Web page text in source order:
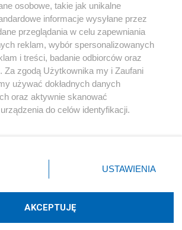
Instagram Youtube
dostarcza:W3media.pl
osobowe, takie jak unikalne
informacje wysyłane przez
przeglądania w celu zapewniania
reklam, wybór spersonalizowanych
i treści, badanie odbiorców oraz
Za zgodą Użytkownika my i Zaufani
używać dokładnych danych
oraz aktywnie skanować
do celów identyfikacji.
klikając przycisk ustawień prywatności
lewym dolnym rogu strony
danych nie wymagają zgody
masz prawo sprzeciwić się takiemu
USTAWIENIA
AKCEPTUJĘ